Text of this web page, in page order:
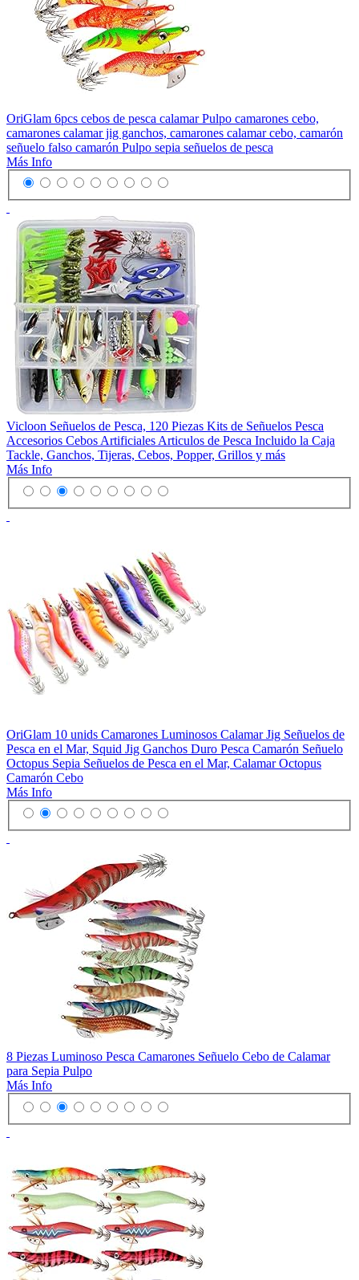
OriGlam 6pcs cebos de pesca calamar Pulpo camarones cebo,
camarones calamar jig ganchos, camarones calamar cebo, camarón
señuelo falso camarón Pulpo sepia señuelos de pesca
Más Info
Vicloon Señuelos de Pesca, 120 Piezas Kits de Señuelos Pesca
Accesorios Cebos Artificiales Articulos de Pesca Incluido la Caja
Tackle, Ganchos, Tijeras, Cebos, Popper, Grillos y más
Más Info
OriGlam 10 unids Camarones Luminosos Calamar Jig Señuelos de
Pesca en el Mar, Squid Jig Ganchos Duro Pesca Camarón Señuelo
Octopus Sepia Señuelos de Pesca en el Mar, Calamar Octopus
Camarón Cebo
Más Info
8 Piezas Luminoso Pesca Camarones Señuelo Cebo de Calamar
para Sepia Pulpo
Más Info